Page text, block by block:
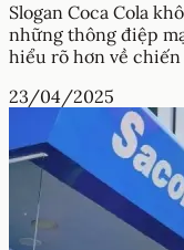
Slogan Coca Cola
những thông điệp
hiểu rõ hơn về chiến
23/04/2025